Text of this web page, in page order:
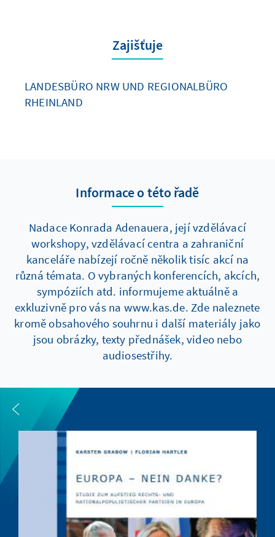
Zajišťuje
LANDESBÜRO NRW UND REGIONALBÜRO
RHEINLAND
Informace o této řadě
Nadace Konrada Adenauera, její vzdělávací
workshopy, vzdělávací centra a zahraniční
kanceláře nabízejí ročně několik tisíc akcí na
různá témata. O vybraných konferencích, akcích,
sympóziích atd. informujeme aktuálně a
exkluzivně pro vás na www.kas.de. Zde naleznete
kromě obsahového souhrnu i další materiály jako
jsou obrázky, texty přednášek, video nebo
audiosestřihy.